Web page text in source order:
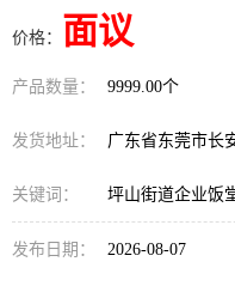
价格： 面议
产品数量： 9999.00个
发货地址： 广东省东莞市长
关键词： 坪山街道企业饭
发布日期： 2026-08-07